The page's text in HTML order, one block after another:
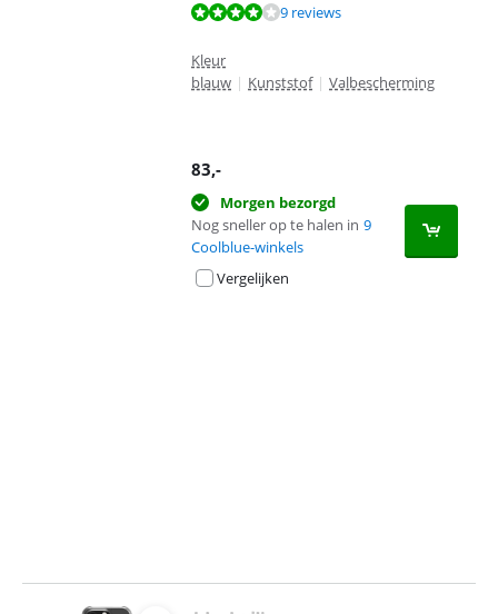
Beoordeling is 7,7 van de 10, gebaseerd op 9 reviews.
9 reviews
Kleur
blauw | Kunststof | Valbescherming
83,-
Morgen bezorgd
Nog sneller op te halen in 9
Coolblue-winkels
Vergelijken